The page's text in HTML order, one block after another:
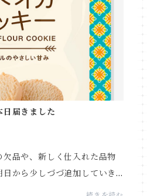
届きました
品や、新しく仕入れた品物
から少しづづ追加していき
有る時にご覧下さいね。宜し